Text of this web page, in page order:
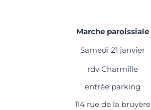
Marche paroissiale
Samedi 21 janvier
rdv Charmille
entrée parking
114 rue de la bruyère